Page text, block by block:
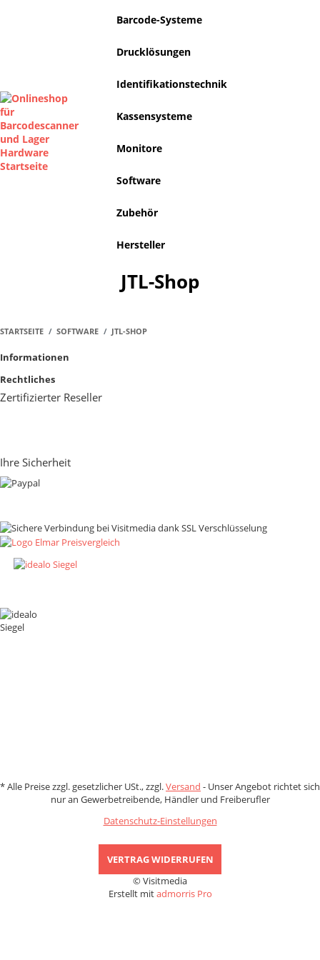
Barcode-Systeme
Drucklösungen
Identifikationstechnik
Kassensysteme
Monitore
Software
Zubehör
Hersteller
JTL-Shop
STARTSEITE SOFTWARE JTL-SHOP
Informationen
Rechtliches
Zertifizierter Reseller
Ihre Sicherheit
*Alle Preise zzgl. gesetzlicher USt., zzgl.Versand - Unser Angebot richtet sich
nur an Gewerbetreibende, Händler und Freiberufler
Datenschutz-Einstellungen
VERTRAG WIDERRUFEN
© Visitmedia
Erstellt mitadmorris Pro